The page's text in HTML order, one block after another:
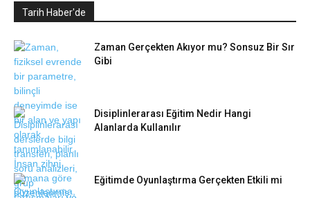
Tarih Haber'de
Zaman Gerçekten Akıyor mu? Sonsuz Bir Sır
Gibi
Disiplinlerarası Eğitim Nedir Hangi
Alanlarda Kullanılır
Eğitimde Oyunlaştırma Gerçekten Etkili mi